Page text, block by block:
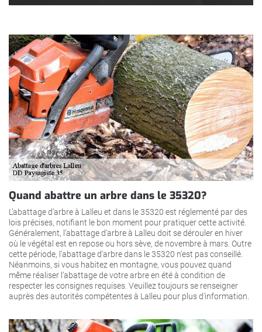
Quand abattre un arbre dans le 35320?
L’abattage d’arbre à Lalleu et dans le 35320 est réglementé par des
lois précises, notifiant le bon moment pour pratiquer cette activité.
Généralement, l’abattage d’arbre à Lalleu doit se dérouler en hiver
où le végétal est en repose ou hors sève, de novembre à mars. Outre
cette période, l’abattage d’arbre dans le 35320 n’est pas conseillé.
Néanmoins, si vous habitez en montagne, vous pouvez quand
même réaliser l’abattage de votre arbre en été à condition de
respecter les consignes requises. Veuillez toujours se renseigner
auprès des autorités compétentes à Lalleu pour plus d’information.